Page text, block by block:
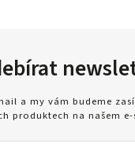
a my vám budeme
produktech na našem